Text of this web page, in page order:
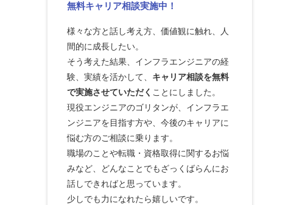
無料キャリア相談実施中！
様々な方と話し考え方、価値観に触れ、人
間的に成長したい。
そう考えた結果、インフラエンジニアの経
験、実績を活かして、 キャリア相談を無料
で実施させていただく ことにしました。
現役エンジニアのゴリタンが、インフラエ
ンジニアを目指す方や、今後のキャリアに
悩む方のご相談に乗ります。
職場のことや転職・資格取得に関するお悩
みなど、どんなことでもざっくばらんにお
話しできればと思っています。
少しでも力になれたら嬉しいです。